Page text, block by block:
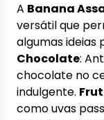
A Banana
versátil que
algumas ideias
Chocolate:
chocolate no
indulgente.
como uvas